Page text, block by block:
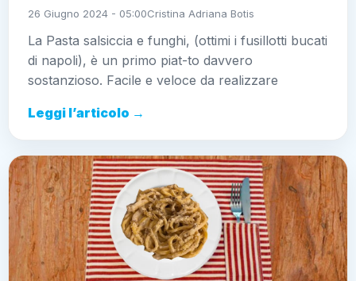
26 Giugno 2024 - 05:00Cristina Adriana Botis
La Pasta salsiccia e funghi, (ottimi i fusillotti bucati
di napoli), è un primo piat-to davvero
sostanzioso. Facile e veloce da realizzare
Leggi l’articolo →